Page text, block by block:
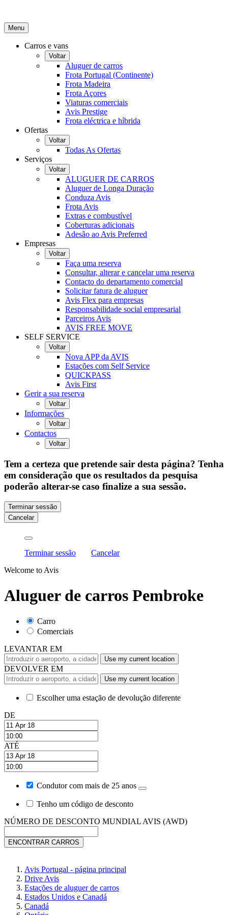
Menu
Carros e vans
Voltar
Aluguer de carros
Frota Portugal (Continente)
Frota Madeira
Frota Açores
Viaturas comerciais
Avis Prestige
Frota eléctrica e híbrida
Ofertas
Voltar
Todas As Ofertas
Serviços
Voltar
ALUGUER DE CARROS
Aluguer de Longa Duração
Conduza Avis
Frota Avis
Extras e combustível
Coberturas adicionais
Adesão ao Avis Preferred
Empresas
Voltar
Faça uma reserva
Consultar, alterar e cancelar uma reserva
Contacto do departamento comercial
Solicitar fatura de aluguer
Avis Flex para empresas
Responsabilidade social empresarial
Parceiros Avis
AVIS FREE MOVE
SELF SERVICE
Voltar
Nova APP da AVIS
Estações com Self Service
QUICKPASS
Avis First
Gerir a sua reserva
Voltar
Informações
Voltar
Contactos
Voltar
Tem a certeza que pretende sair desta página? Tenha
em consideração que os resultados da pesquisa
poderão alterar-se caso finalize a sua sessão.
Terminar sessão
Cancelar
Terminar sessão
Cancelar
Welcome to Avis
Aluguer de carros Pembroke
Carro
Comerciais
LEVANTAR EM
Use my current location
DEVOLVER EM
Use my current location
Escolher uma estação de devolução diferente
DE
ATÉ
Condutor com mais de 25 anos
Tenho um código de desconto
NÚMERO DE DESCONTO MUNDIAL AVIS (AWD)
ENCONTRAR CARROS
Avis Portugal - página principal
Drive Avis
Estações de aluguer de carros
Estados Unidos e Canadá
Canadá